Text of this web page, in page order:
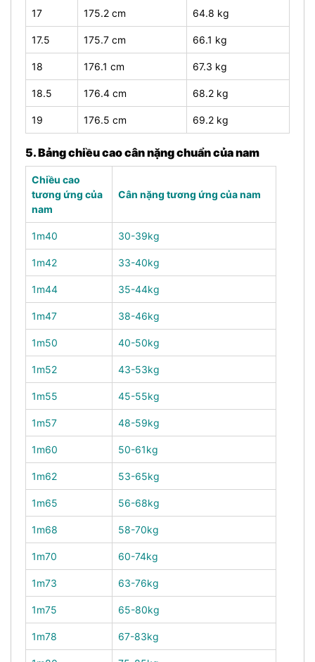
17 175.2 cm 64.8 kg
17.5 175.7 cm 66.1 kg
18 176.1 cm 67.3 kg
18.5 176.4 cm 68.2 kg
19 176.5 cm 69.2 kg
5. Bảng chiều cao cân nặng chuẩn của nam
Chiều cao
tương ứng của
nam
Cân nặng tương ứng của nam
1m40 30-39kg
1m42 33-40kg
1m44 35-44kg
1m47 38-46kg
1m50 40-50kg
1m52 43-53kg
1m55 45-55kg
1m57 48-59kg
1m60 50-61kg
1m62 53-65kg
1m65 56-68kg
1m68 58-70kg
1m70 60-74kg
1m73 63-76kg
1m75 65-80kg
1m78 67-83kg